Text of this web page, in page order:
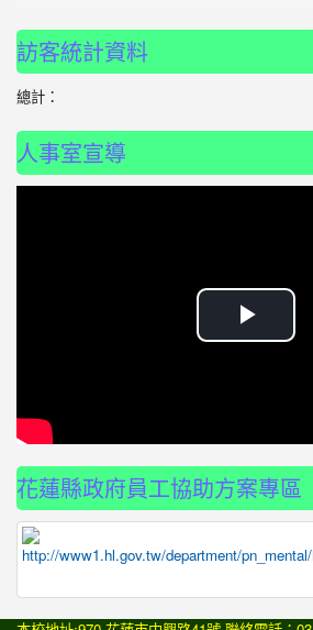
訪客統計資料
總計：
人事室宣導
播
影
片
花蓮縣政府員工協助方案專區